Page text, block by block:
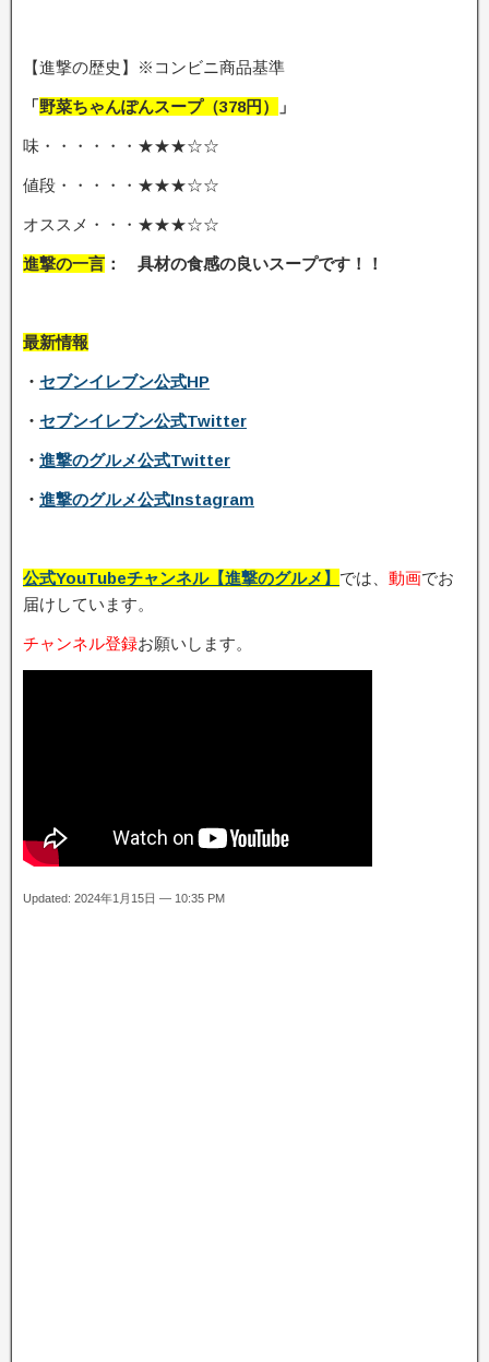
【進撃の歴史】※コンビニ商品基準
「野菜ちゃんぽんスープ（378円） 」
味・・・・・・★★★☆☆
値段・・・・・★★★☆☆
オススメ・・・★★★☆☆
進撃の一言 ： 具材の食感の良いスープです ！！
最新情報
・ セブンイレブン公式HP
・ セブンイレブン公式Twitter
・ 進撃のグルメ公式Twitter
・ 進撃のグルメ公式Instagram
公式YouTubeチャンネル【進撃のグルメ】 では、 動画でお
届けしています。
チャンネル登録お願いします。
Updated: 2024年1月15日 — 10:35 PM